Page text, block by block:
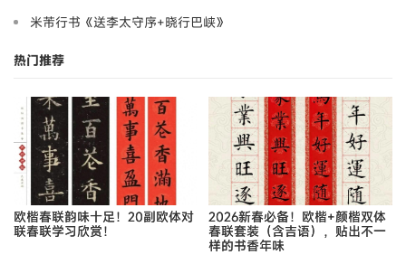
米芾行书《送李太守序+晓行巴峡》
热门推荐
欧楷春联韵味十足！20副欧体对
联春联学习欣赏！
2026新春必备！欧楷+颜楷双体
春联套装（含吉语），贴出不一
样的书香年味